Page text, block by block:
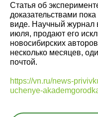
Статья об
доказательствами
виде. Научный журнал
июля, продают его
новосибирских
несколько месяцев,
почтой.
https://vn.ru/news-
uchenye-